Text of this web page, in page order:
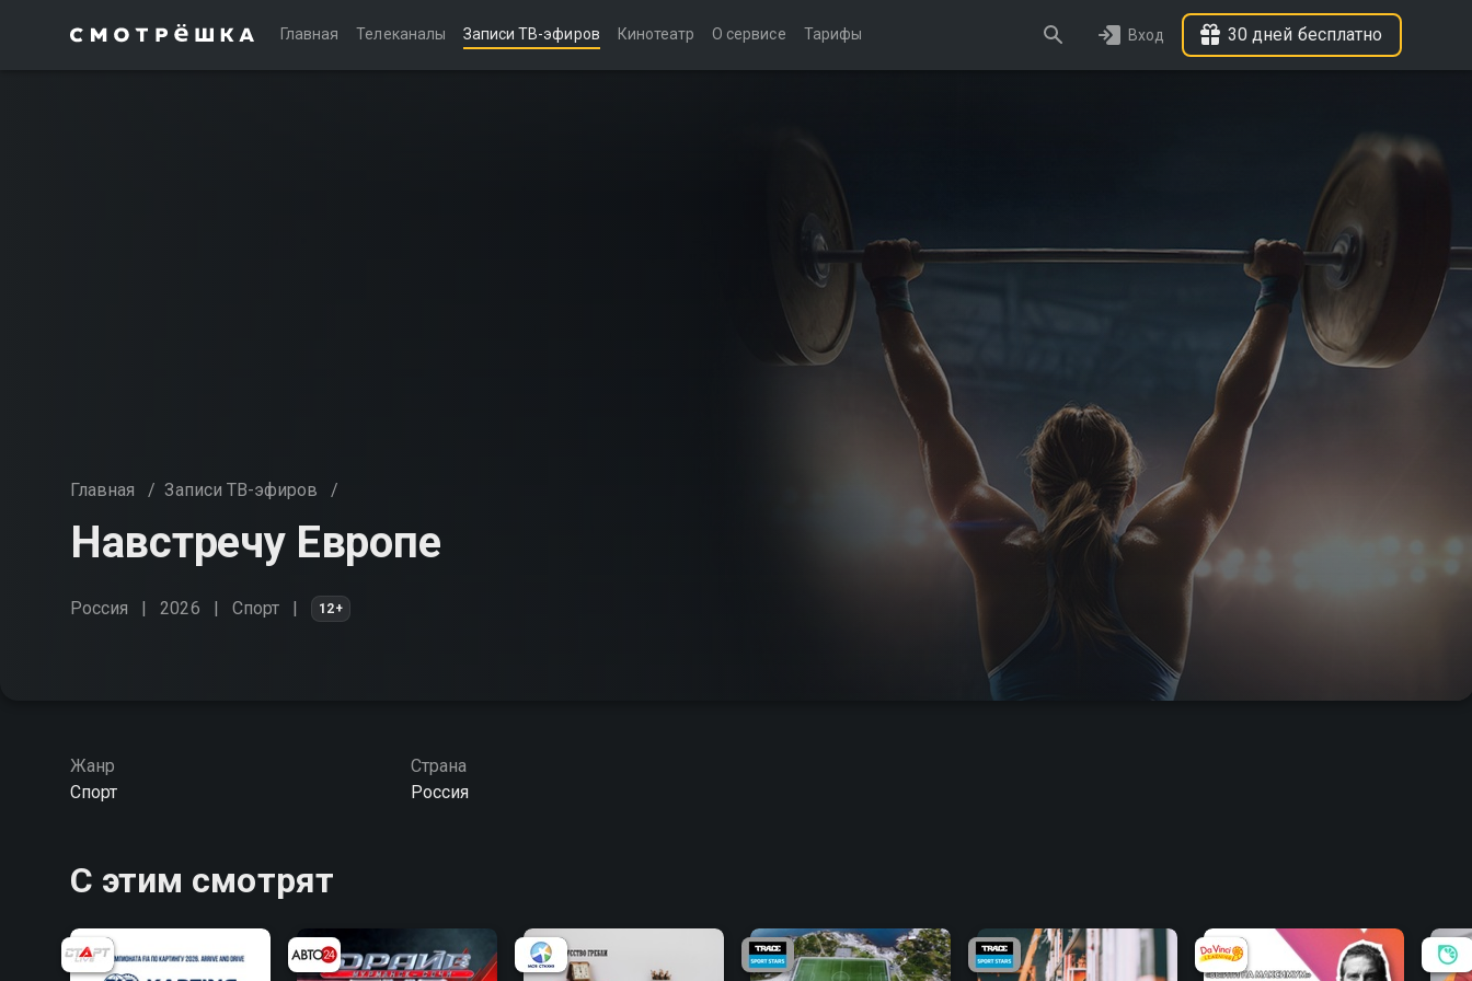
Главная Телеканалы Записи ТВ-эфиров Кинотеатр О сервисе Тарифы Вход 30 дней бесплатно
Главная / Записи ТВ-эфиров /
Навстречу Европе
Россия 2026 Спорт 12+
Жанр
Спорт
Страна
Россия
С этим смотрят